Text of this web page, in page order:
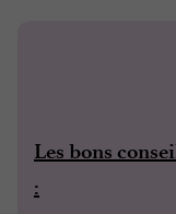
Les bons
: